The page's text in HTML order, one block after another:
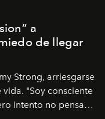
a
de llegar
Strong, arriesgarse
"Soy consciente
intento no pensar